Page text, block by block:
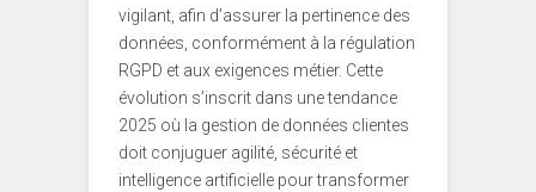
vigilant, afin d’assurer la pertinence des
données, conformément à la régulation
RGPD et aux exigences métier. Cette
évolution s’inscrit dans une tendance
2025 où la gestion de données clientes
doit conjuguer agilité, sécurité et
intelligence artificielle pour transformer